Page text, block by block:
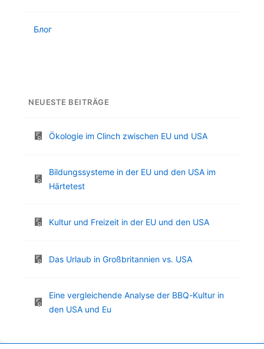
Блог
NEUESTE BEITRÄGE
Ökologie im Clinch zwischen EU und USA
Bildungssysteme in der EU und den USA im
Härtetest
Kultur und Freizeit in der EU und den USA
Das Urlaub in Großbritannien vs. USA
Eine vergleichende Analyse der BBQ-Kultur in
den USA und Eu